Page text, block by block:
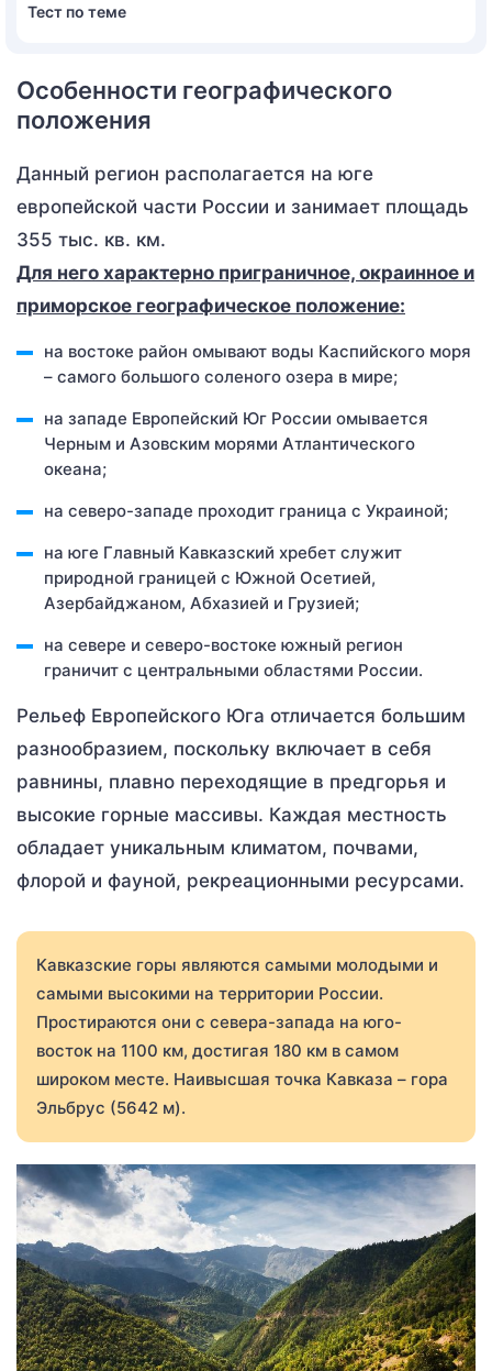
Тест по теме
Особенности географического
положения
Данный регион располагается на юге
европейской части России и занимает площадь
355 тыс. кв. км.
Для него характерно приграничное, окраинное и
приморское географическое положение:
на востоке район омывают воды Каспийского моря
– самого большого соленого озера в мире;
на западе Европейский Юг России омывается
Черным и Азовским морями Атлантического
океана;
на северо-западе проходит граница с Украиной;
на юге Главный Кавказский хребет служит
природной границей с Южной Осетией,
Азербайджаном, Абхазией и Грузией;
на севере и северо-востоке южный регион
граничит с центральными областями России.
Рельеф Европейского Юга отличается большим
разнообразием, поскольку включает в себя
равнины, плавно переходящие в предгорья и
высокие горные массивы. Каждая местность
обладает уникальным климатом, почвами,
флорой и фауной, рекреационными ресурсами.
Кавказские горы являются самыми молодыми и
самыми высокими на территории России.
Простираются они с севера-запада на юго-
восток на 1100 км, достигая 180 км в самом
широком месте. Наивысшая точка Кавказа – гора
Эльбрус (5642 м).